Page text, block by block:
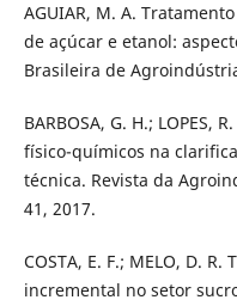
AGUIAR, M. A.
de açúcar e etanol:
Brasileira de
BARBOSA, G. H.; LOPES,
físico-químicos na
técnica. Revista da
41, 2017.
COSTA, E. F.; MELO, D.
incremental no setor